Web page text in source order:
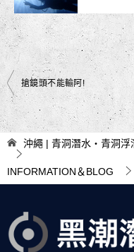
文
章
導
覽
搶鏡頭不能輸阿!
沖繩 | 青洞潛水・青洞
INFORMATION＆BLOG